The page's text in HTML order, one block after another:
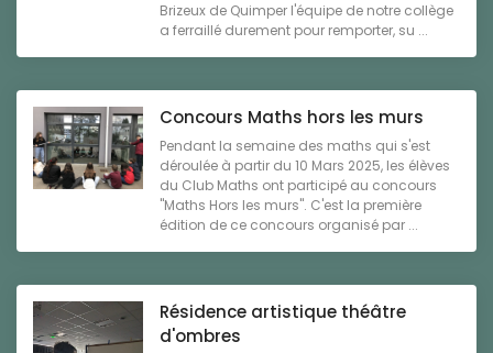
Brizeux de Quimper l'équipe de notre collège
a ferraillé durement pour remporter, su ...
Concours Maths hors les murs
Pendant la semaine des maths qui s'est
déroulée à partir du 10 Mars 2025, les élèves
du Club Maths ont participé au concours
"Maths Hors les murs". C'est la première
édition de ce concours organisé par ...
Résidence artistique théâtre
d'ombres